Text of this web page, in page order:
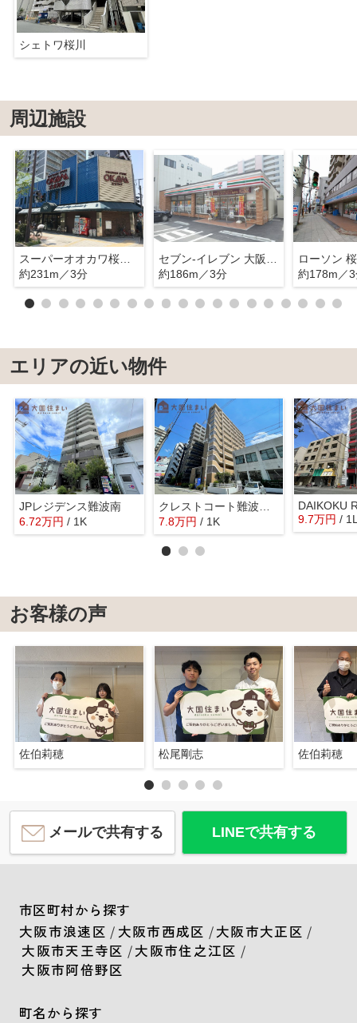
シェトワ桜川
周辺施設
スーパーオオカワ桜川店
約231m／3分
約186m／3分
ローソン
約178m／
エリアの近い物件
JPレジデンス難波南
6.72万円 / 1K
7.8万円 / 1K
DAIKOKU
9.7万円 /
お客様の声
佐伯莉穂 松尾剛志 佐伯莉穂
メールで共有する LINEで共有する
市区町村から探す
大阪市浪速区 / 大阪市西成区 /大阪市大正区 /
大阪市天王寺区 /大阪市住之江区 /
大阪市阿倍野区
町名から探す